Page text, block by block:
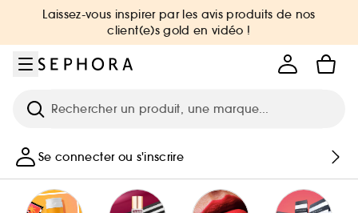
Aller au menu
Aller au contenu principal
Aller au pied de page
Laissez-vous inspirer par les avis produits de nos
client(e)s gold en vidéo !
Recherche
Se connecter ou s'inscrire